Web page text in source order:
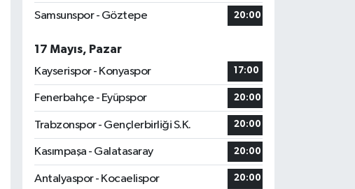
Samsunspor - Göztepe 20:00
17 Mayıs, Pazar
Kayserispor - Konyaspor
17:00
Fenerbahçe - Eyüpspor 20:00
Trabzonspor - Gençlerbirliği S.K. 20:00
Kasımpaşa - Galatasaray 20:00
Antalyaspor - Kocaelispor 20:00